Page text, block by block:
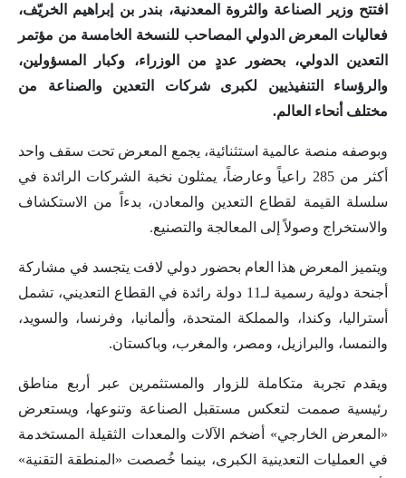
افتتح وزير الصناعة والثروة المعدنية، بندر بن إبراهيم الخريّف،
فعاليات المعرض الدولي المصاحب للنسخة الخامسة من مؤتمر
التعدين الدولي، بحضور عددٍ من الوزراء، وكبار المسؤولين،
والرؤساء التنفيذيين لكبرى شركات التعدين والصناعة من
مختلف أنحاء العالم.
وبوصفه منصة عالمية استثنائية، يجمع المعرض تحت سقف واحد
أكثر من 285 راعياً وعارضاً، يمثلون نخبة الشركات الرائدة في
سلسلة القيمة لقطاع التعدين والمعادن، بدءاً من الاستكشاف
والاستخراج وصولاً إلى المعالجة والتصنيع.
ويتميز المعرض هذا العام بحضور دولي لافت يتجسد في مشاركة
أجنحة دولية رسمية لـ11 دولة رائدة في القطاع التعديني، تشمل
أستراليا، وكندا، والمملكة المتحدة، وألمانيا، وفرنسا، والسويد،
والنمسا، والبرازيل، ومصر، والمغرب، وباكستان.
ويقدم تجربة متكاملة للزوار والمستثمرين عبر أربع مناطق
رئيسية صممت لتعكس مستقبل الصناعة وتنوعها، ويستعرض
«المعرض الخارجي» أضخم الآلات والمعدات الثقيلة المستخدمة
في العمليات التعدينية الكبرى، بينما خُصصت «المنطقة التقنية»